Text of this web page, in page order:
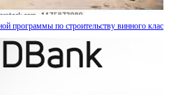
тепловой энергии на ЗАО "Раздан-
программы по строительству винного